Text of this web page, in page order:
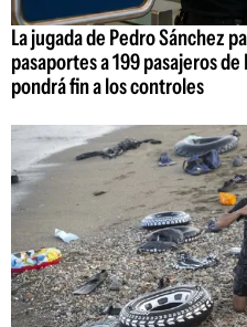
La jugada de Pedro Sánchez
pasaportes a 199 pasajeros
pondrá fin a los controles